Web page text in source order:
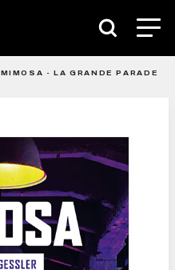
MIMOSA - LA GRANDE PARADE